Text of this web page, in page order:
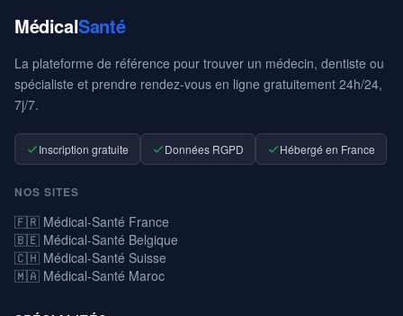
MédicalSanté
La plateforme de référence pour trouver un médecin, dentiste ou
spécialiste et prendre rendez-vous en ligne gratuitement 24h/24,
7j/7.
Inscription gratuite Données RGPD Hébergé en France
NOS SITES
🇫🇷 Médical-Santé France
🇧🇪 Médical-Santé Belgique
🇨🇭 Médical-Santé Suisse
🇲🇦 Médical-Santé Maroc